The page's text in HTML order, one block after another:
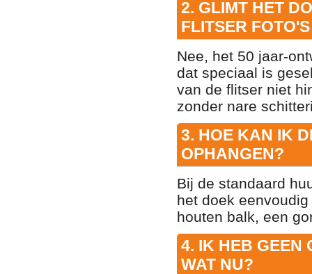
2. GLIMT HET
FLITSER
Nee, het 50 jaar-
dat speciaal is
van de flitser niet
zonder nare
3. HOE KAN IK
OPHANGEN?
Bij de standaard
het doek
houten balk, een
4. IK HEB GEEN
WAT NU?